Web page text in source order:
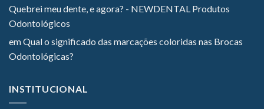
Quebrei meu dente, e agora? - NEWDENTAL Produtos
Odontológicos
emQual o significado das marcações coloridas nas Brocas
Odontológicas?
INSTITUCIONAL